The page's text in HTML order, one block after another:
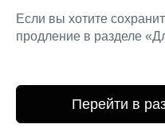
Если вы хотите
продление в разделе
Перейти в